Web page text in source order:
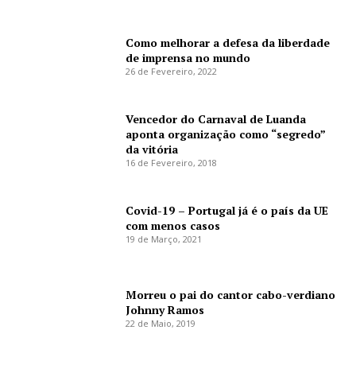
Como melhorar a defesa da liberdade
de imprensa no mundo
26 de Fevereiro, 2022
Vencedor do Carnaval de Luanda
aponta organização como “segredo”
da vitória
16 de Fevereiro, 2018
Covid-19 – Portugal já é o país da UE
com menos casos
19 de Março, 2021
Morreu o pai do cantor cabo-verdiano
Johnny Ramos
22 de Maio, 2019